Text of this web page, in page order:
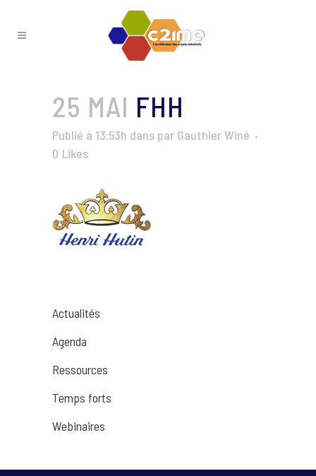
25 MAI FHH
Publié à 13:53h dans par Gauthier Winé
0 Likes
Actualités
Agenda
Ressources
Temps forts
Webinaires